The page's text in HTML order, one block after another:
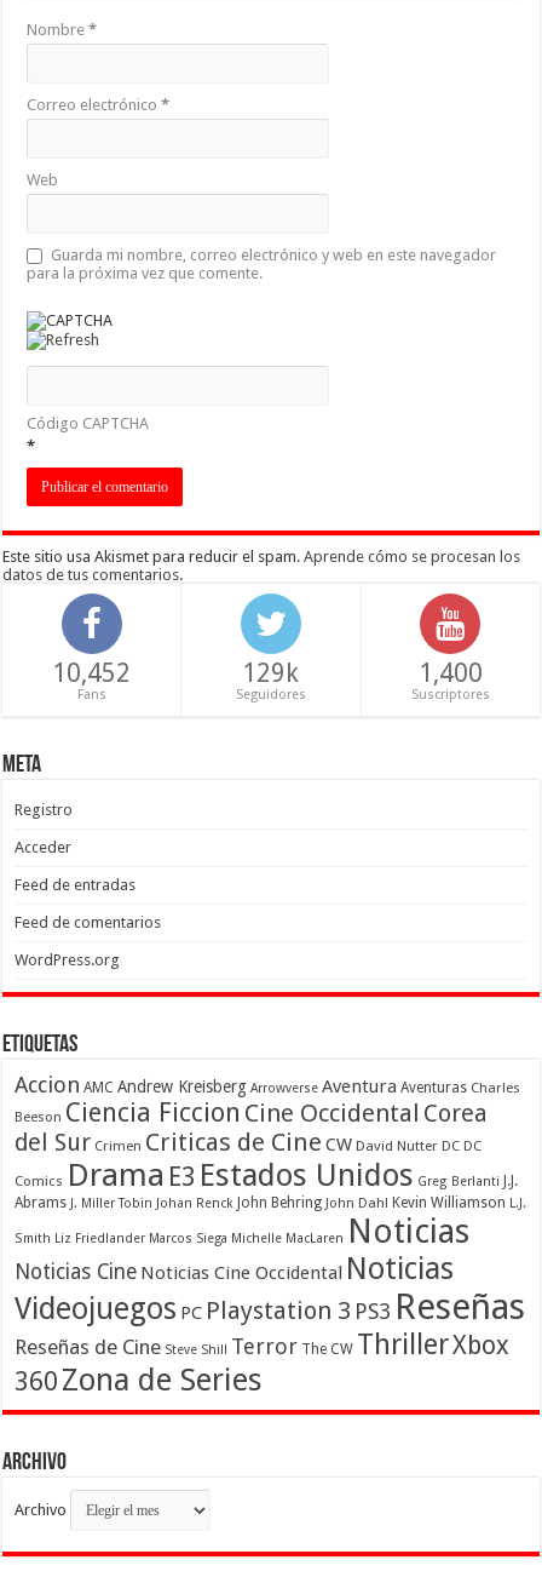
Nombre*
Correo electrónico*
Web
Guarda mi nombre, correo electrónico y web en este navegador
para la próxima vez que comente.
Código CAPTCHA
*
Este sitio usa Akismet para reducir el spam.Aprende cómo se procesan los
datos de tus comentarios.
10,452
Fans
129k
Seguidores
1,400
Suscriptores
Meta
Registro
Acceder
Feed de entradas
Feed de comentarios
WordPress.org
Etiquetas
Accion AMC Andrew Kreisberg Arrowverse Aventura Aventuras Charles
Beeson Ciencia Ficcion Cine Occidental Corea
del Sur Crimen Criticas de Cine CW David Nutter DC DC
Comics Drama E3 Estados Unidos Greg Berlanti J.J.
Abrams J. Miller Tobin Johan Renck John Behring John Dahl Kevin Williamson L.J.
Smith Liz Friedlander Marcos Siega Michelle MacLaren Noticias
Noticias Cine Noticias Cine Occidental Noticias
Videojuegos PC Playstation 3 PS3 Reseñas
Reseñas de Cine Steve Shill Terror The CW ThrillerXbox
360 Zona de Series
Archivo
Archivo